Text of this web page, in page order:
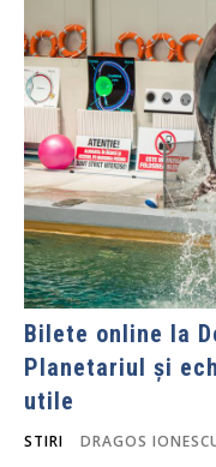
Bilete online la
Planetariul și
utile
STIRI DRAGOS